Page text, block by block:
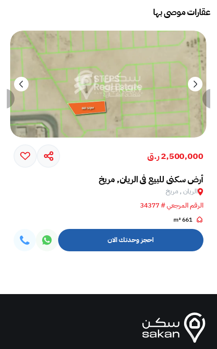
عقارات موصى بها
2,500,000 ر.ق
أرض سكني للبيع في الريان, مريخ‎
الريان , مريخ‎
الرقم المرجعي # 34377
661 m²
احجز وحدتك الان